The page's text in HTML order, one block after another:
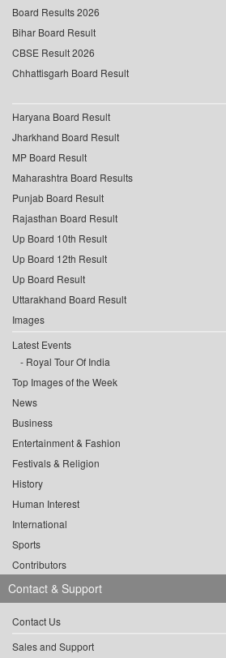
Board Results 2026
Bihar Board Result
CBSE Result 2026
Chhattisgarh Board Result
Haryana Board Result
Jharkhand Board Result
MP Board Result
Maharashtra Board Results
Punjab Board Result
Rajasthan Board Result
Up Board 10th Result
Up Board 12th Result
Up Board Result
Uttarakhand Board Result
Images
Latest Events
Royal Tour Of India
Top Images of the Week
News
Business
Entertainment & Fashion
Festivals & Religion
History
Human Interest
International
Sports
Contributors
Contact & Support
Contact Us
Sales and Support